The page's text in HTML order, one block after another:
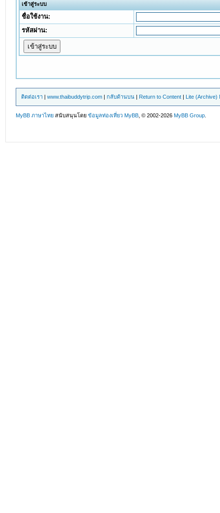
เข้าสู่ระบบ
ชื่อใช้งาน:
รหัสผ่าน:
ติดต่อเรา |www.thaibuddytrip.com |กลับด้านบน | Return to Content | Lite (Archive)
MyBB ภาษาไทย สนับสนุนโดยข้อมูลท่องเที่ยว MyBB , © 2002-2026MyBB Group